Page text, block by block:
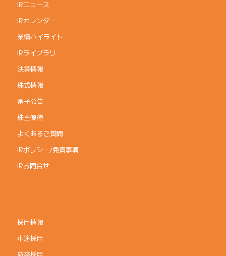
IRニュース
IRカレンダー
業績ハイライト
IRライブラリ
決算情報
株式情報
電子公告
株主優待
よくあるご質問
IRポリシー/免責事項
IRお問合せ
採用情報
中途採用